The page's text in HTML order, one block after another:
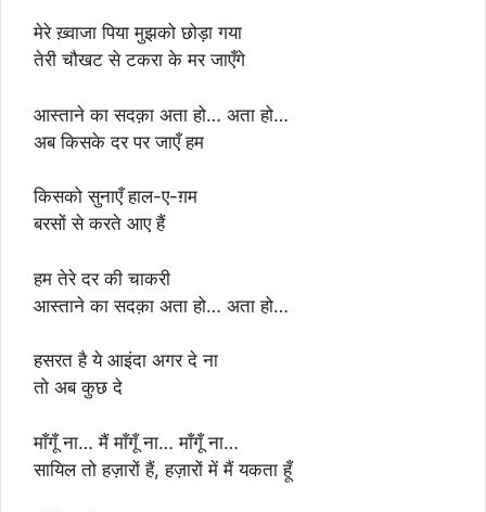
मेरे ख़्वाजा पिया मुझको छोड़ा गया
तेरी चौखट से टकरा के मर जाएँगे
आस्ताने का सदक़ा अता हो… अता हो…
अब किसके दर पर जाएँ हम
किसको सुनाएँ हाल-ए-ग़म
बरसों से करते आए हैं
हम तेरे दर की चाकरी
आस्ताने का सदक़ा अता हो… अता हो…
हसरत है ये आइंदा अगर दे ना
तो अब कुछ दे
माँगूँ ना… मैं माँगूँ ना… माँगूँ ना…
सायिल तो हज़ारों हैं, हज़ारों में मैं यकता हूँ